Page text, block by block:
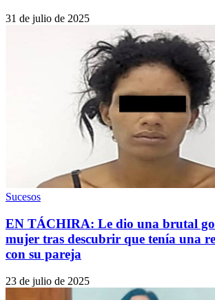
31 de julio de 2025
Sucesos
EN TÁCHIRA: Le dio una brutal
mujer tras descubrir que tenía una
con su pareja
23 de julio de 2025